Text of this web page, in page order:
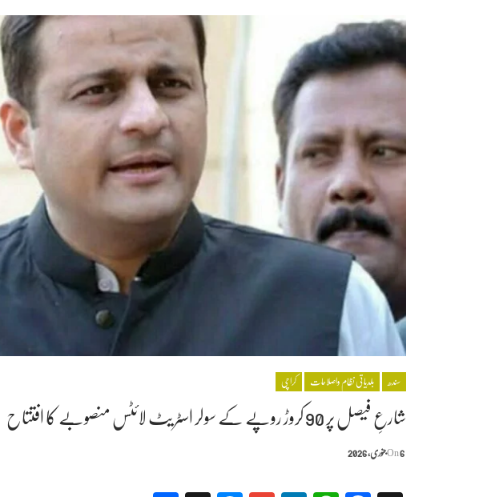
سندھ بلدیاتی نظام واصلاحات کراچی
شارعِ فیصل پر 90 کروڑ روپے کے سولر اسٹریٹ لائٹس منصوبے کا افتتاح
On 6 جنوری, 2026